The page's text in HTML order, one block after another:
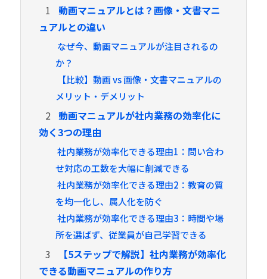
1
動画マニュアルとは？画像・文書マニ
ュアルとの違い
なぜ今、動画マニュアルが注目されるの
か？
【比較】動画 vs 画像・文書マニュアルの
メリット・デメリット
2 動画マニュアルが社内業務の効率化に
効く3つの理由
社内業務が効率化できる理由1：問い合わ
せ対応の工数を大幅に削減できる
社内業務が効率化できる理由2：教育の質
を均一化し、属人化を防ぐ
社内業務が効率化できる理由3：時間や場
所を選ばず、従業員が自己学習できる
3
【5ステップで解説】社内業務が効率化
できる動画マニュアルの作り方